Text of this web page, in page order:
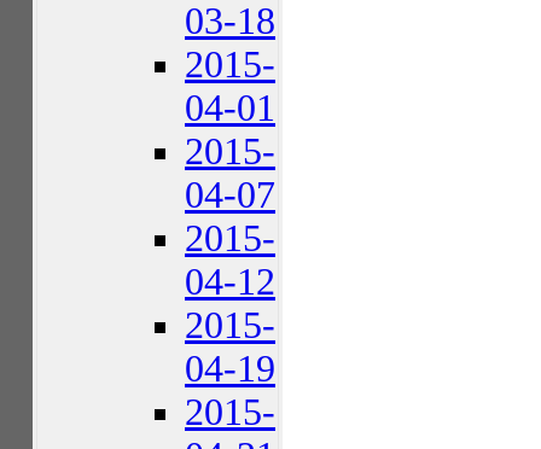
03-18
2015-
04-01
2015-
04-07
2015-
04-12
2015-
04-19
2015-